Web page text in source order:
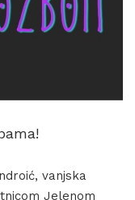
vanjska
Jelenom